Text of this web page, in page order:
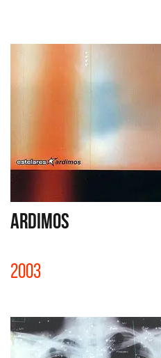
ARDIMOS
2003